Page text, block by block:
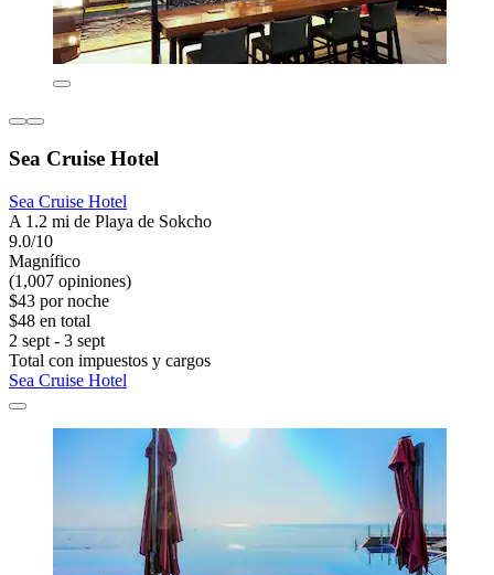
Sea Cruise Hotel
Sea Cruise Hotel
A 1.2 mi de Playa de Sokcho
9.0/10
Magnífico
(1,007 opiniones)
$43 por noche
$48 en total
2 sept - 3 sept
Total con impuestos y cargos
Sea Cruise Hotel